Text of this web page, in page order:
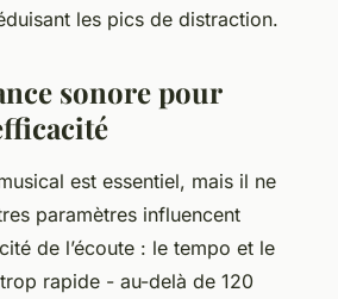
les pics de distraction.
sonore pour
est essentiel, mais il ne
paramètres influencent
de l’écoute : le tempo et le
rapide - au-delà de 120